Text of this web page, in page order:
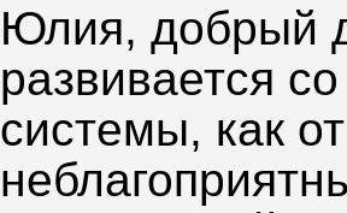
Юлия, добрый
развивается
системы, как